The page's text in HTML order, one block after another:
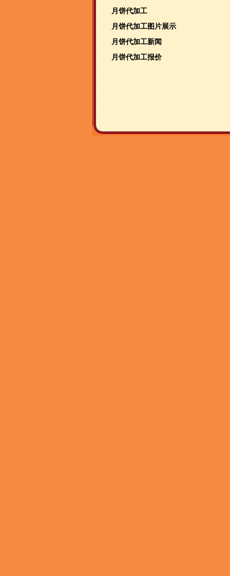
月饼代加工
月饼代加工图片展示
月饼代加工新闻
月饼代加工报价